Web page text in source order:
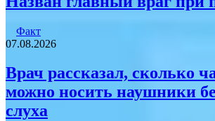
Факт
07.08.2026
Врач рассказал, сколько
можно носить наушники
слуха